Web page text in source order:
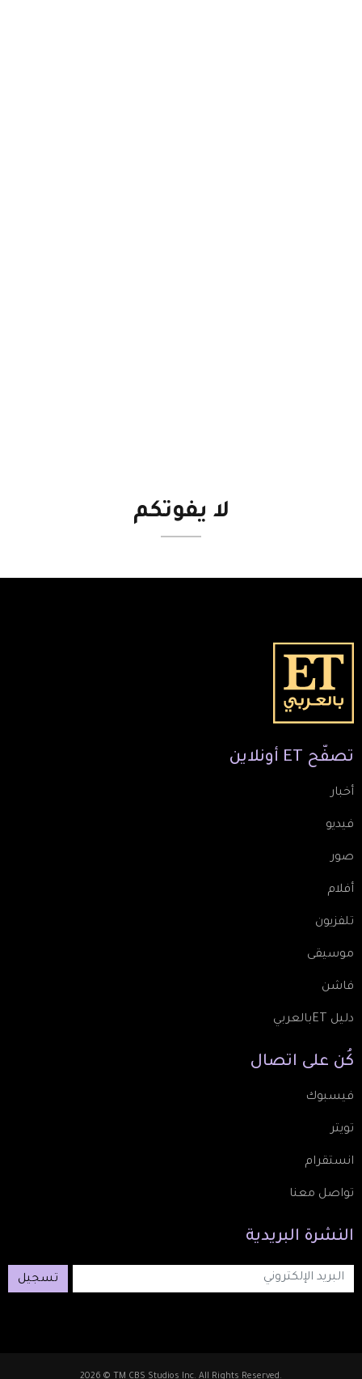
لا يفوتكم
تصفّح ET أونلاين
أخبار
فيديو
صور
أفلام
تلفزيون
موسيقى
فاشن
دليل ETبالعربي
كُن على اتصال
فيسبوك
تويتر
انستقرام
تواصل معنا
النشرة البريدية
تسجيل
2026 © TM CBS Studios Inc. All Rights Reserved.